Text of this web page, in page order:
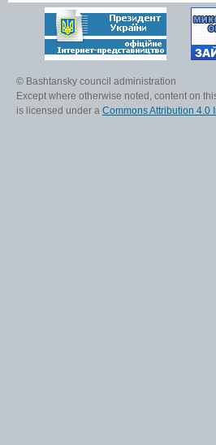
© Bashtansky council administration
Except where otherwise noted, content on
is licensed under a Commons Attribution 4.0